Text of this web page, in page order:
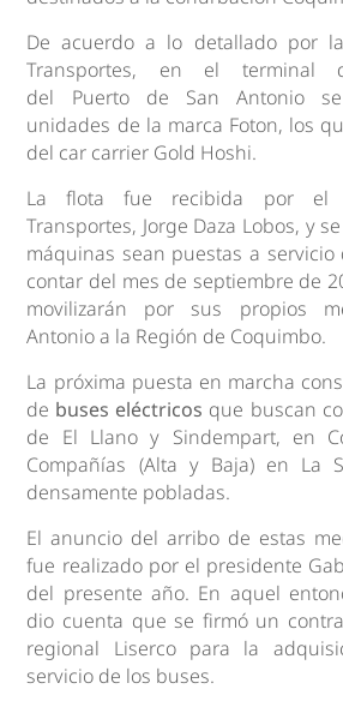
De acuerdo a lo detallado por
Transportes, en el terminal
del Puerto de San Antonio
unidades de la marca Foton, los
del car carrier Gold Hoshi.
La flota fue recibida por el
Transportes, Jorge Daza Lobos, y
máquinas sean puestas a
contar del mes de septiembre de
movilizarán por sus propios
Antonio a la Región de Coquimbo.
La próxima puesta en marcha
de buses eléctricos que buscan
de El Llano y Sindempart, en
Compañías (Alta y Baja) en La
densamente pobladas.
El anuncio del arribo de estas
fue realizado por el presidente
del presente año. En aquel
dio cuenta que se firmó un
regional Liserco para la
servicio de los buses.